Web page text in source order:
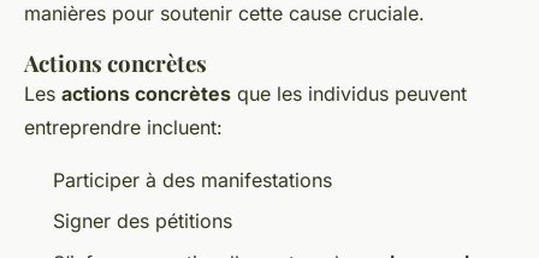
manières pour soutenir cette cause cruciale.
Actions concrètes
Les actions concrètes que les individus peuvent
entreprendre incluent:
Participer à des manifestations
Signer des pétitions